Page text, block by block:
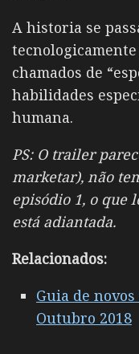
A historia se
chamados de
habilidades
humana.
PS: O trailer
marketar), não
episódio 1, o que
está adiantada.
Relacionados:
Guia de
Outubro 2018